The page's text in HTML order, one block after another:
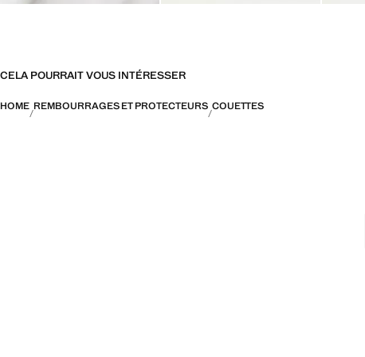
CELA POURRAIT VOUS INTÉRESSER
HOME REMBOURRAGES ET PROTECTEURS COUETTES